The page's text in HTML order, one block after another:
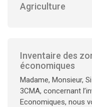
Agriculture
Inventaire des
économiques
Madame, Monsieur,
3CMA, concernant
Economiques, nous